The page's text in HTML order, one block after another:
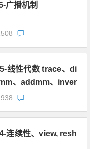
广播机制
线性代数 trace、di
、addmm、inver
连续性、view, resh